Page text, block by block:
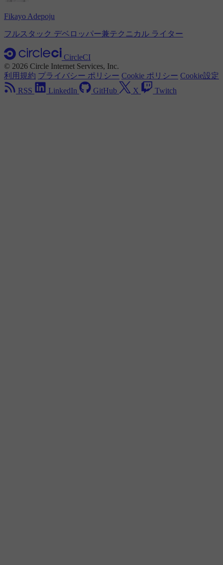
Fikayo Adepoju
フルスタック デベロッパー兼テクニカル ライター
CircleCI
© 2026 Circle Internet Services, Inc.
利用規約 プライバシー ポリシー Cookie ポリシー Cookie設定
RSS
LinkedIn GitHub X Twitch